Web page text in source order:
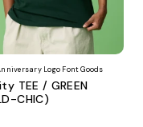
Logo Font Goods
TEE / GREEN
CHIC)